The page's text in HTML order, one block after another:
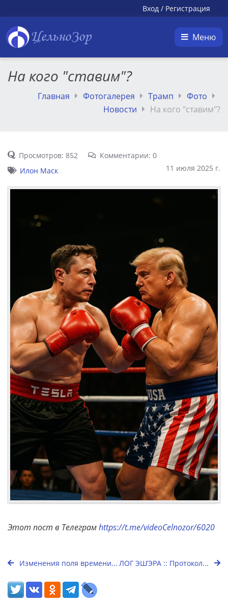
Вход / Регистрация
ЦельноЗор Меню
На кого "ставим"?
Главная Фотогалерея Трамп
Фото
Новости
На кого "ставим"?
Просмотров: 852
Комментарии: 0
11 июля 2025 г.
Илон Маск
Этот пост в Телеграмhttps://t.me/videoCelnozor/6020
Изменения поля времени... ЛОГ ЭШ’ЭРА :: Протокол...